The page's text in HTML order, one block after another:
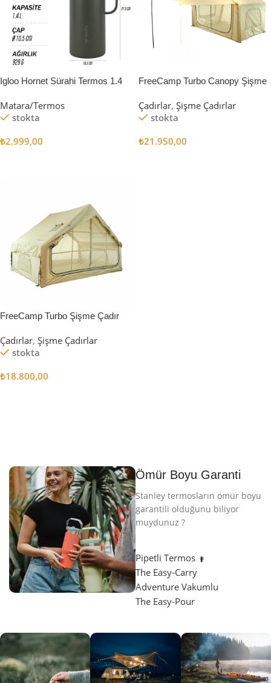
Igloo Hornet Sürahi Termos 1.4
Matara/Termos
stokta
₺2.999,00
FreeCamp Turbo Canopy Şişme
Çadırlar, Şişme Çadırlar
stokta
₺21.950,00
FreeCamp Turbo Şişme Çadır
Çadırlar, Şişme Çadırlar
stokta
₺18.800,00
Ömür Boyu Garanti
Stanley termosların ömür boyu
garantili olduğunu biliyor
muydunuz ?
Pipetli Termos
The Easy-Carry
Adventure Vakumlu
The Easy-Pour